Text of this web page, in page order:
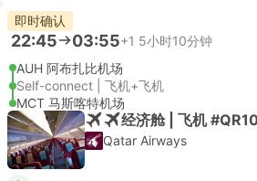
即时确认
22:45 03:55+1 5小时10分钟
AUH 阿布扎比机场
Self-connect | 飞机+飞机
MCT 马斯喀特机场
经济舱 | 飞机
Qatar Airways